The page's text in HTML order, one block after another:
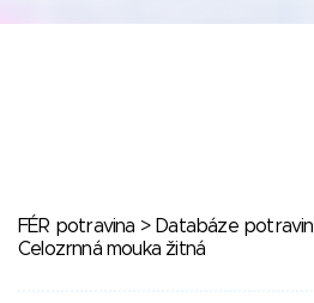
FÉR potravina > Databáze potravin
Celozrnná mouka žitná